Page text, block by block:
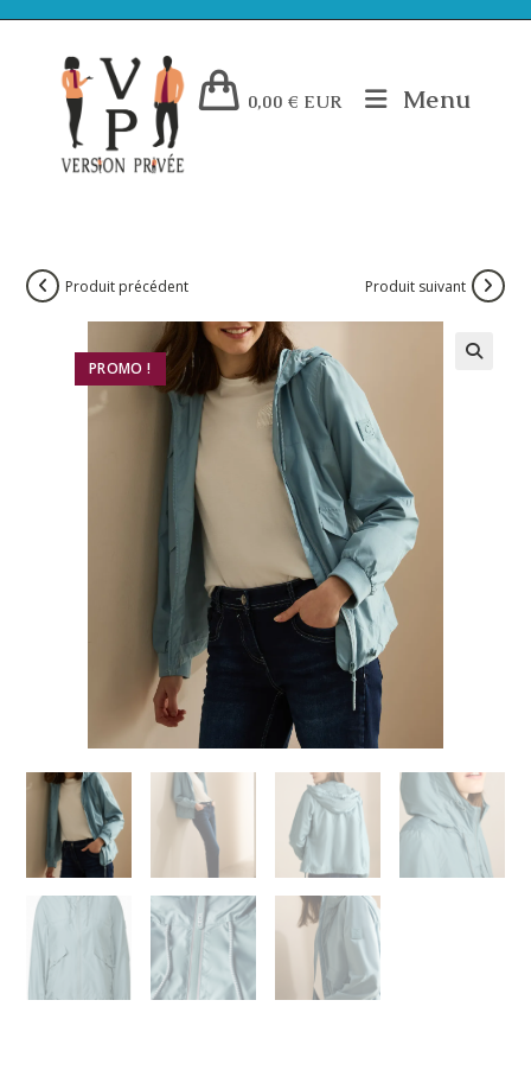
0,00 € EUR Menu
PROMO !
Produit précédent Produit suivant